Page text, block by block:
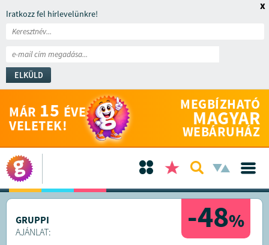
Iratkozz fel hírlevelünkre!
ELKÜLD
x
MÁR 15 ÉVE
VELETEK!
MEGBÍZHATÓ
MAGYAR
WEBÁRUHÁZ
-48%
GRUPPI
AJÁNLAT: